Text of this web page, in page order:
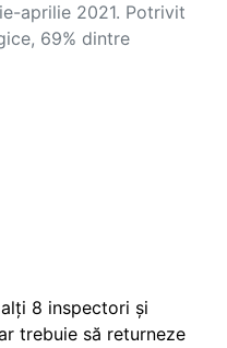
aprilie 2021. Potrivit
69% dintre
8 inspectori și
trebuie să returneze